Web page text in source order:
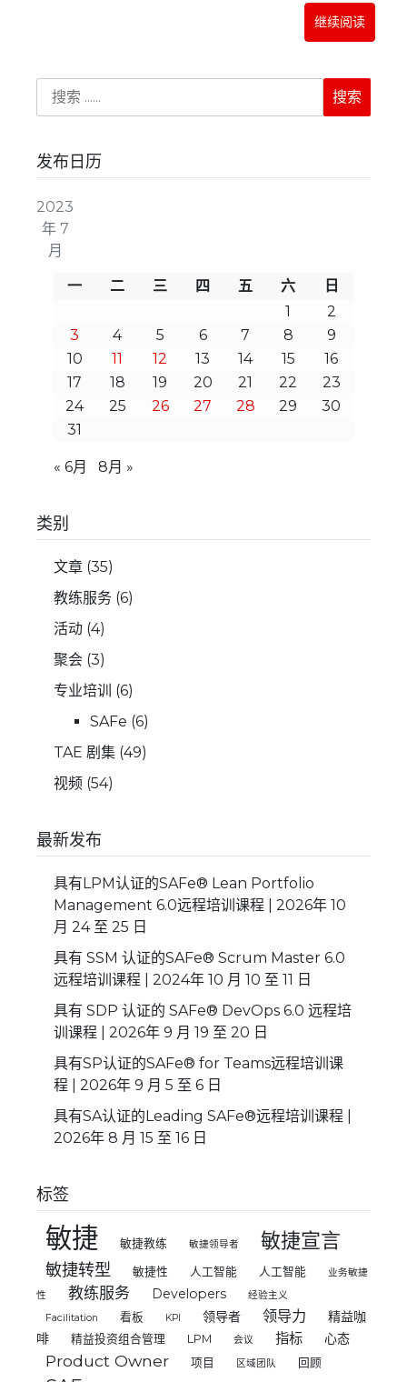
继续阅读
发布日历
2023
年 7
月
一 二 三 四 五 六
日
1
2
3
4 5 6 7 8
9
10
11 12 13 14 15
16
17
18 19 20 21 22
23
24
25 26 27 28 29
30
31
« 6月 8月 »
类别
文章(35)
教练服务(6)
活动(4)
聚会(3)
专业培训 (6)
SAFe (6)
TAE 剧集(49)
视频 (54)
最新发布
具有LPM认证的SAFe® Lean Portfolio
Management 6.0远程培训课程 | 2026年 10
月 24 至 25 日
具有 SSM 认证的SAFe® Scrum Master 6.0
远程培训课程 | 2024年 10 月 10 至 11 日
具有 SDP 认证的 SAFe® DevOps 6.0 远程培
训课程 | 2026年 9 月 19 至 20 日
具有SP认证的SAFe® for Teams远程培训课
程 | 2026年 9 月 5 至 6 日
具有SA认证的Leading SAFe®远程培训课程 |
2026年 8 月 15 至 16 日
标签
敏捷 敏捷教练 敏捷领导者 敏捷宣言
敏捷转型 敏捷性 人工智能 人工智能
业务敏捷
性
教练服务 Developers
经验主义
Facilitation
看板 KPI 领导者 领导力
精益咖
啡
精益投资组合管理 LPM 会议 指标 心态
Product Owner 项目 区域团队 回顾